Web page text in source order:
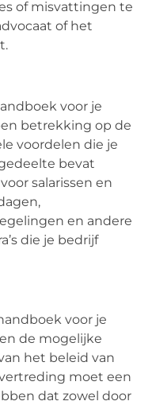
of misvattingen te
of het
voor je
betrekking op de
voordelen die je
bevat
salarissen en
en andere
die je bedrijf
voor je
de mogelijke
het beleid van
moet een
dat zowel door